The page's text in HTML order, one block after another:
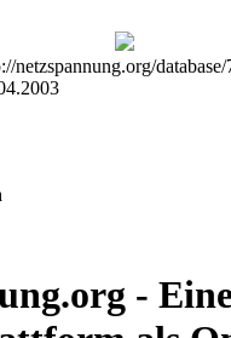
netzspannung.org/
-